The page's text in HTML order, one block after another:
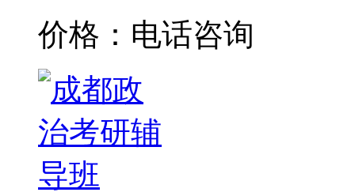
价格：电话咨询